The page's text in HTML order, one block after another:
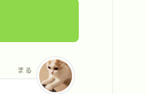
まる